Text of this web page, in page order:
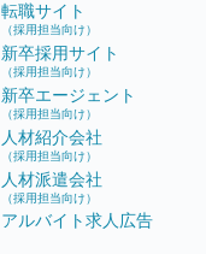
転職サイト
（採用担当向け）
新卒採用サイト
（採用担当向け）
新卒エージェント
（採用担当向け）
人材紹介会社
（採用担当向け）
人材派遣会社
（採用担当向け）
アルバイト求人広告